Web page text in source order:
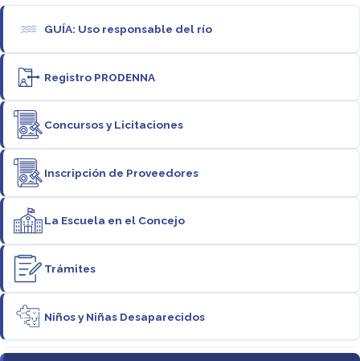
GUÍA: Uso responsable del río
Registro PRODENNA
Concursos y Licitaciones
Inscripción de Proveedores
La Escuela en el Concejo
Trámites
Niños y Niñas Desaparecidos